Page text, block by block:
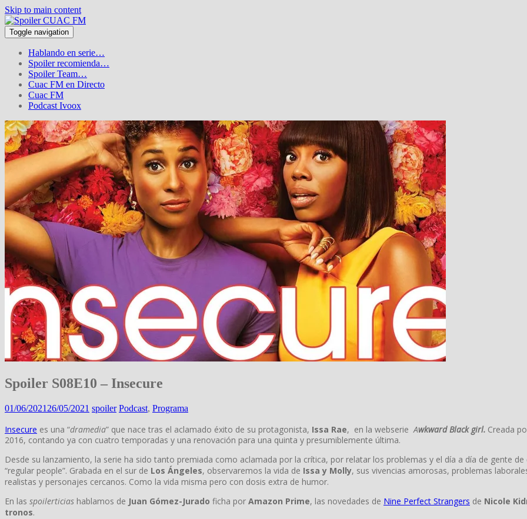
Skip to main content
Toggle navigation
Hablando en serie…
Spoiler recomienda…
Spoiler Team…
Cuac FM en Directo
Cuac FM
Podcast Ivoox
Spoiler S08E10 – Insecure
01/06/2021 26/05/2021 spoiler Podcast, Programa
Insecure es una “dramedia” que nace tras el aclamado éxito de su protagonista, Issa Rae, en la webserie Awkward Black girl. Creada
2016, contando ya con cuatro temporadas y una renovación para una quinta y presumiblemente última.
Desde su lanzamiento, la serie ha sido tanto premiada como aclamada por la crítica, por relatar los problemas y el día a día de gente
“regular people”. Grabada en el sur de Los Ángeles, observaremos la vida de Issa y Molly, sus vivencias amorosas, problemas
realistas y personajes cercanos. Como la vida misma pero con dosis extra de humor.
En las spoilerticias hablamos de Juan Gómez-Jurado ficha por Amazon Prime, las novedades de Nine Perfect Strangers de Nicole
tronos.